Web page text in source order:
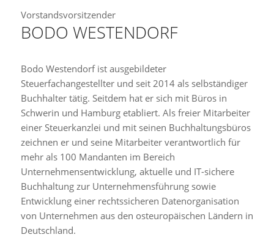
Vorstandsvorsitzender
BODO WESTENDORF
Bodo Westendorf ist ausgebildeter
Steuerfachangestellter und seit 2014 als selbständiger
Buchhalter tätig. Seitdem hat er sich mit Büros in
Schwerin und Hamburg etabliert. Als freier Mitarbeiter
einer Steuerkanzlei und mit seinen Buchhaltungsbüros
zeichnen er und seine Mitarbeiter verantwortlich für
mehr als 100 Mandanten im Bereich
Unternehmensentwicklung, aktuelle und IT-sichere
Buchhaltung zur Unternehmensführung sowie
Entwicklung einer rechtssicheren Datenorganisation
von Unternehmen aus den osteuropäischen Ländern in
Deutschland.